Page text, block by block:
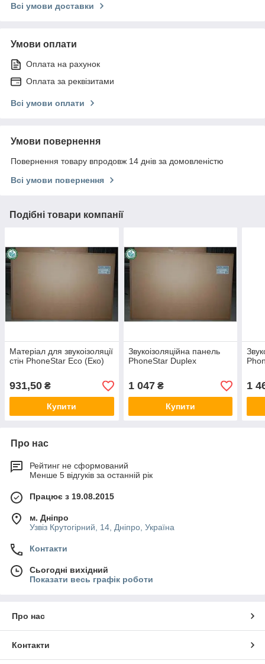
Всі умови доставки
Умови оплати
Оплата на рахунок
Оплата за реквізитами
Всі умови оплати
Умови повернення
Повернення товару впродовж 14 днів за домовленістю
Всі умови повернення
Подібні товари компанії
Матеріал для звукоізоляції
стін PhoneStar Eco (Еко)
931,50 ₴
Купити
Звукоізоляційна панель
PhoneStar Duplex
1 047₴
Купити
1
Про нас
Рейтинг не сформований
Менше 5 відгуків за останній рік
Працює з 19.08.2015
м. Дніпро
Узвіз Крутогірний, 14, Дніпро, Україна
Контакти
Сьогодні вихідний
Показати весь графік роботи
Про нас
Контакти